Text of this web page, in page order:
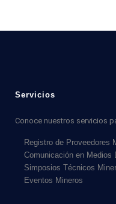
Servicios
Conoce nuestros servicios
Registro de Proveedores
Comunicación en Medios
Simposios Técnicos
Eventos Mineros